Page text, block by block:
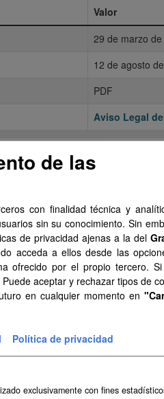
Valor
29 de marzo
12 de agosto
PDF
Aviso Legal
de las
con finalidad técnica y
sin su conocimiento. Sin
de privacidad ajenas a la del
acceda a ellos desde las
ofrecido por el propio tercero.
aceptar y rechazar tipos de
en cualquier momento en
Política de privacidad
exclusivamente con fines